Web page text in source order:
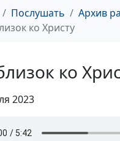
Послушать Архив
ко Христу
ко
2023